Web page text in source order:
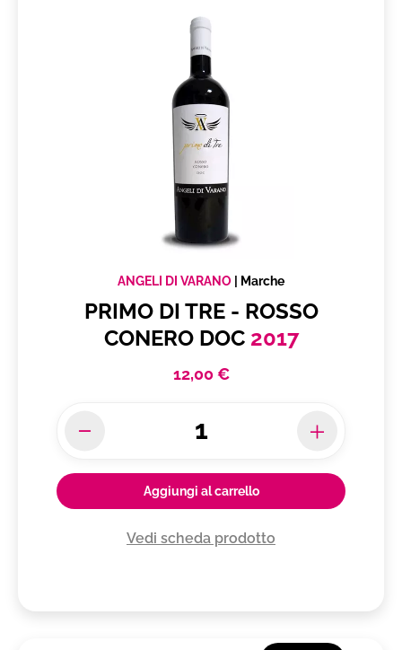
ANGELI DI VARANO Marche
PRIMO DI TRE - ROSSO
CONERO DOC 2017
12,00 €
Aggiungi al carrello
Vedi scheda prodotto